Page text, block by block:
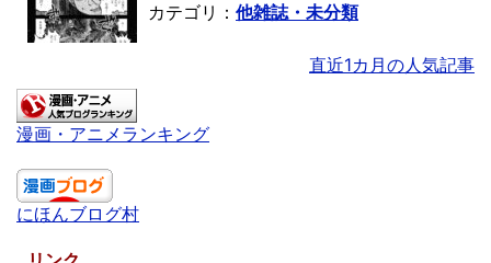
カテゴリ： 他雑誌・未分類
直近1カ月の人気記事
漫画・アニメランキング
にほんブログ村